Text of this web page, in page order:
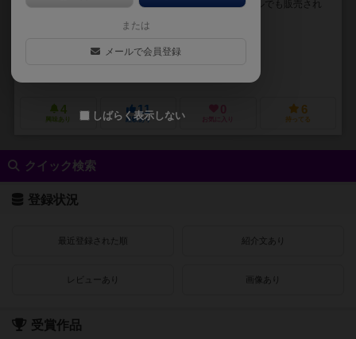
て「モーモー処理班」「爆弾処理牛」といったタイトルでも販売され
マイク・オコーナー（Mike O'Connor）
ポータルゲームズ（
4
興味あり
11
経験あり お気に入り
6
持ってる
クイック検索
登録状況
最近登録された順 紹介文あり
レビューあり 画像あり
受賞作品
または
メールで会員登録
しばらく表示しない